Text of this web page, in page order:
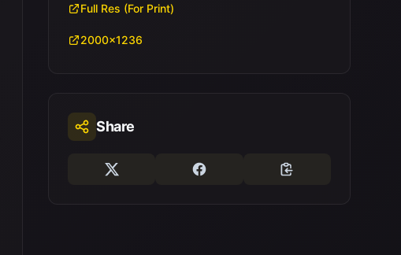
Full Res (For Print)
2000x1236
Share